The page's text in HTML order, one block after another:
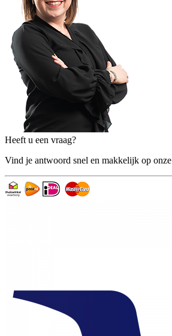
Heeft u een vraag?
Vind je antwoord snel en makkelijk op onze